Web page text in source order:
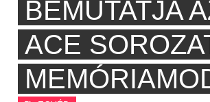
BEMUTATJA
ACE